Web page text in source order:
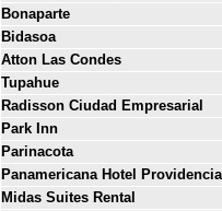
Bonaparte
Bidasoa
Atton Las Condes
Tupahue
Radisson Ciudad Empresarial
Park Inn
Parinacota
Panamericana Hotel Providencia
Midas Suites Rental